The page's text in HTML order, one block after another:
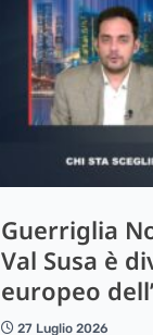
Guerriglia
Val Susa è
europeo
27 Luglio 2026